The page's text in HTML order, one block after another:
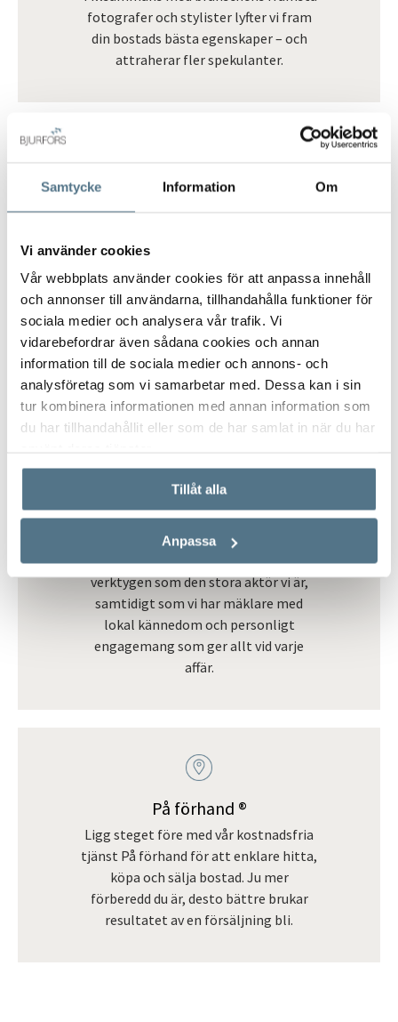
Samtycke Information Om
Vi använder cookies
Vår webbplats använder cookies för att anpassa innehåll
och annonser till användarna, tillhandahålla funktioner för
sociala medier och analysera vår trafik. Vi
vidarebefordrar även sådana cookies och annan
information till de sociala medier och annons- och
analysföretag som vi samarbetar med. Dessa kan i sin
tur kombinera informationen med annan information som
du har tillhandahållit eller som de har samlat in när du har
Tillåt alla
Anpassa
fotografer och stylister lyfter vi fram
din bostads bästa egenskaper – och
attraherar fler spekulanter.
Vi har köparna
marknadsföringsaktiviteter för att nå
som möjligt. Detta inkluderar även
matchning i Bjurfors köparregister
Boagenten.
Mäklare som gör skillnad
Ända sedan 1965 har
affärsmannaskapet och
engagemanget hos våra mäklare gjort
stor skillnad. Vi har kompetensen och
verktygen som den stora aktör vi är,
samtidigt som vi har mäklare med
lokal kännedom och personligt
engagemang som ger allt vid varje
affär.
På förhand ®
Ligg steget före med vår kostnadsfria
tjänst På förhand för att enklare hitta,
köpa och sälja bostad. Ju mer
förberedd du är, desto bättre brukar
resultatet av en försäljning bli.